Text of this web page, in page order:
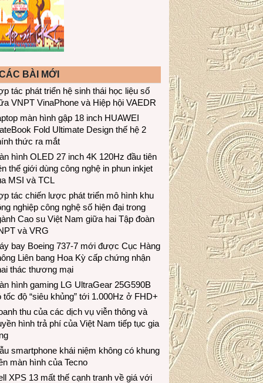
BÀI MỚI
tác phát triển hệ sinh thái học liệu số
VNPT VinaPhone và Hiệp hội VAEDR
màn hình gập 18 inch HUAWEI
Fold Ultimate Design thế hệ 2
thức ra mắt
hình OLED 27 inch 4K 120Hz đầu tiên
thế giới dùng công nghệ in phun inkjet
MSI và TCL
tác chiến lược phát triển mô hình khu
nghiệp công nghệ số hiện đại trong
Cao su Việt Nam giữa hai Tập đoàn
và VRG
bay Boeing 737-7 mới được Cục Hàng
Liên bang Hoa Kỳ cấp chứng nhận
thác thương mại
hình gaming LG UltraGear 25G590B
tốc độ “siêu khủng” tới 1.000Hz ở FHD+
thu của các dịch vụ viễn thông và
hình trả phí của Việt Nam tiếp tục gia
smartphone khái niệm không có khung
màn hình của Tecno
XPS 13 mất thế cạnh tranh về giá với